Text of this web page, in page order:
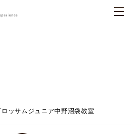
ムジュニア中野沼袋教室
サムジュニア中野沼袋教室